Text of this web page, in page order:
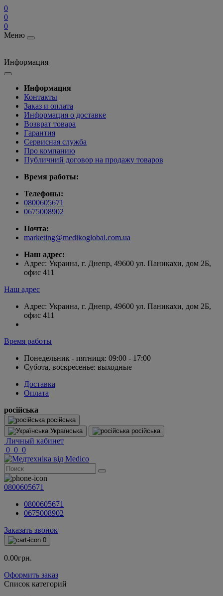
0
0
0
Меню
Информация
Информация
Контакты
Заказ и оплата
Информация о доставке
Возврат товара
Гарантия
Сервисная служба
Про компанию
Публичний договор на продажу товаров
Время работы:
Телефоны:
0800605671
0675008902
Почта:
marketing@medikoglobal.com.ua
Наш адрес:
Адрес: Украина, г. Днепр, 49600 ул. Паникахи, дом 2Б,
офис 411
Наш адрес
Адрес: Украина, г. Днепр, 49600 ул. Паникахи, дом 2Б,
офис 411
Время работы
Понедельник - пятниця: 09:00 - 17:00
Субота, воскресенье: выходные
Доставка
Оплата
російська
російська
Українська
російська
Личный кабинет
0 0 0
0800605671
0800605671
0675008902
Заказать звонок
0
0.00грн.
Оформить заказ
Список категорий